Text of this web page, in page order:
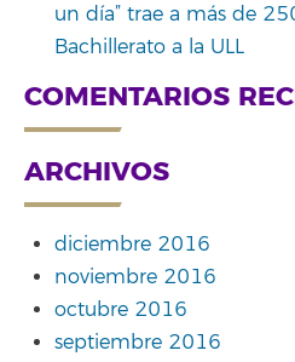
un día” trae a más de
Bachillerato a la ULL
COMENTARIOS
ARCHIVOS
diciembre 2016
noviembre 2016
octubre 2016
septiembre 2016